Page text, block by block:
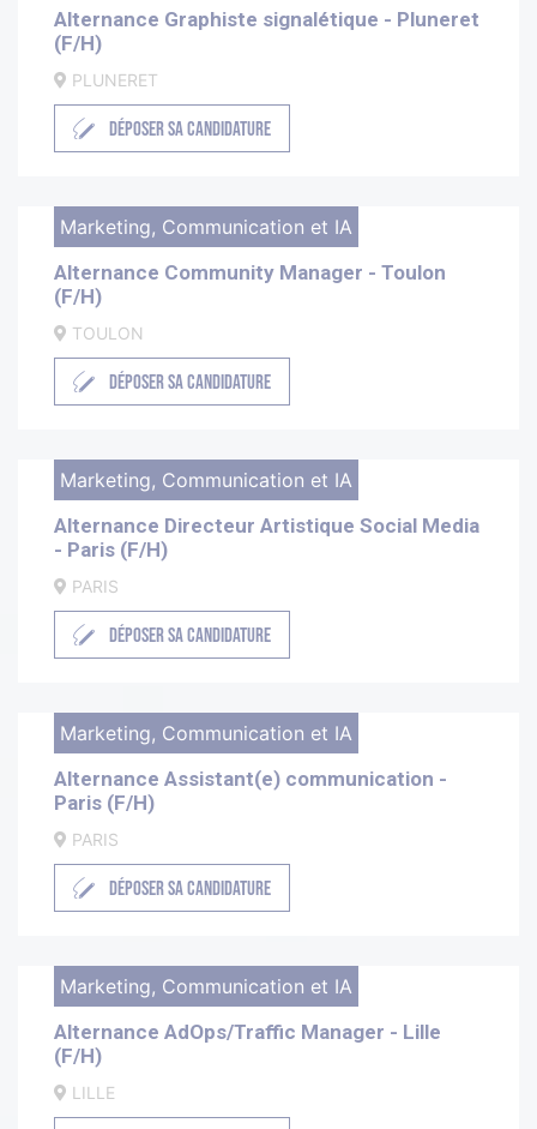
Alternance Graphiste signalétique - Pluneret
(F/H)
PLUNERET
DÉPOSER SA CANDIDATURE
Marketing, Communication et IA
Alternance Community Manager - Toulon
(F/H)
TOULON
DÉPOSER SA CANDIDATURE
Marketing, Communication et IA
Alternance Directeur Artistique Social Media
- Paris (F/H)
PARIS
DÉPOSER SA CANDIDATURE
Marketing, Communication et IA
Alternance Assistant(e) communication -
Paris (F/H)
PARIS
DÉPOSER SA CANDIDATURE
Marketing, Communication et IA
Alternance AdOps/Traffic Manager - Lille
(F/H)
LILLE